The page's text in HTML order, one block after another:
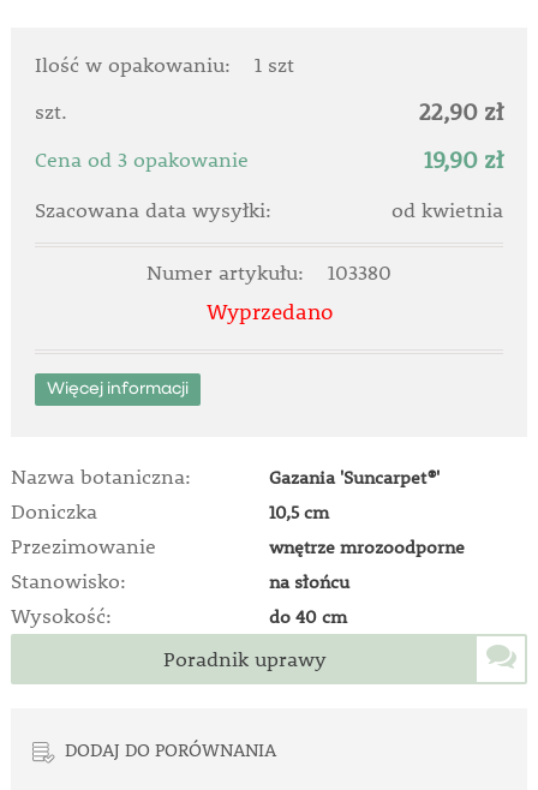
Ilość w opakowaniu:
1 szt
szt.
22,90 zł
Cena od 3 opakowanie 19,90 zł
Szacowana data wysyłki: od kwietnia
Numer artykułu: 103380
Wyprzedano
Więcej informacji
Nazwa botaniczna: Gazania 'Suncarpet®'
Doniczka 10,5 cm
Przezimowanie wnętrze mrozoodporne
Stanowisko: na słońcu
Wysokość: do 40 cm
Poradnik uprawy
DODAJ DO PORÓWNANIA